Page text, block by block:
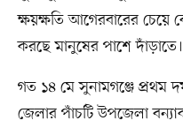
ক্ষয়ক্ষতি আগেরবারের চেয়ে
করছে মানুষের পাশে দাঁড়াতে।
গত ১৪ মে সুনামগঞ্জে প্রথম
জেলার পাঁচটি উপজেলা